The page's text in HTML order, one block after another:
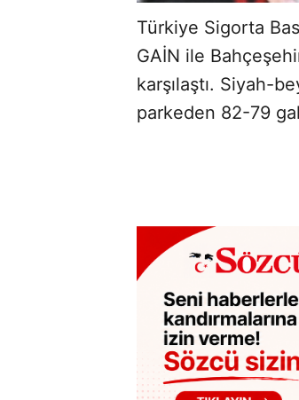
Türkiye Sigorta
GAİN ile
karşılaştı. Siyah-
parkeden 82-79